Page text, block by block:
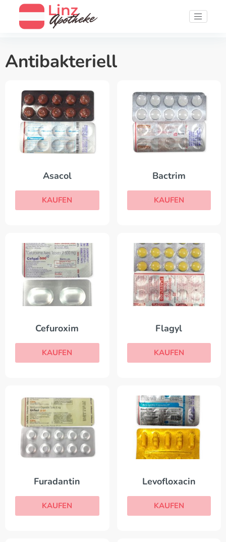
Antibakteriell
Asacol
KAUFEN
Bactrim
KAUFEN
Cefuroxim
KAUFEN
Flagyl
KAUFEN
Furadantin
KAUFEN
Levofloxacin
KAUFEN